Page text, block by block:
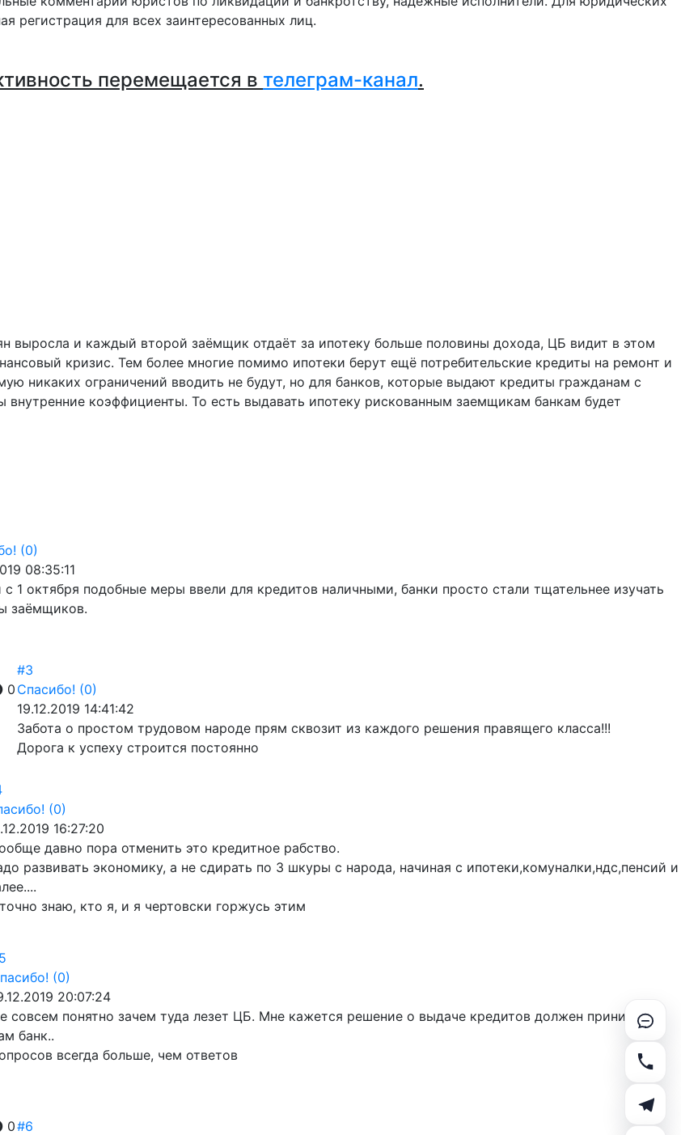
регистрация для всех заинтересованных лиц.
перемещается в телеграм-канал.
выросла и каждый второй заёмщик отдаёт за ипотеку больше половины дохода, ЦБ видит в этом
кризис. Тем более многие помимо ипотеки берут ещё потребительские кредиты на ремонт и
никаких ограничений вводить не будут, но для банков, которые выдают кредиты гражданам с
внутренние коэффициенты. То есть выдавать ипотеку рискованным заемщикам банкам будет
(0)
08:35:11
с 1 октября подобные меры ввели для кредитов наличными, банки просто стали тщательнее изучать
заёмщиков.
0
#3
Спасибо! (0)
19.12.2019 14:41:42
Забота о простом трудовом народе прям сквозит из каждого решения правящего класса!!!
Дорога к успеху строится постоянно
(0)
16:27:20
давно пора отменить это кредитное рабство.
развивать экономику, а не сдирать по 3 шкуры с народа, начиная с ипотеки,комуналки,ндс,пенсий и
знаю, кто я, и я чертовски горжусь этим
(0)
20:07:24
совсем понятно зачем туда лезет ЦБ. Мне кажется решение о выдаче кредитов должен принимать
банк..
всегда больше, чем ответов
0#6